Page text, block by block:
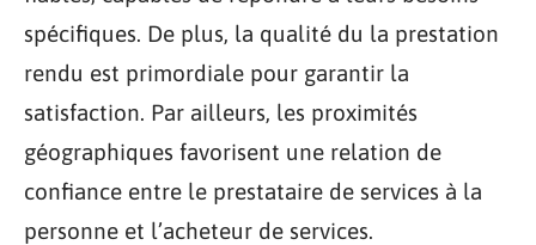
spécifiques. De plus, la qualité du la prestation
rendu est primordiale pour garantir la
satisfaction. Par ailleurs, les proximités
géographiques favorisent une relation de
confiance entre le prestataire de services à la
personne et l’acheteur de services.